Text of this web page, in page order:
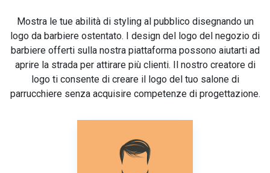
Mostra le tue abilità di styling al pubblico disegnando un
logo da barbiere ostentato. I design del logo del negozio di
barbiere offerti sulla nostra piattaforma possono aiutarti ad
aprire la strada per attirare più clienti. Il nostro creatore di
logo ti consente di creare il logo del tuo salone di
parrucchiere senza acquisire competenze di progettazione.